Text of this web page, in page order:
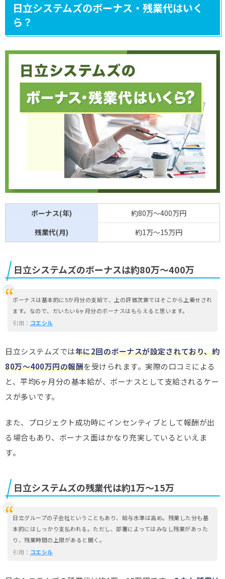
日立システムズのボーナス・残業代はいく
ら？
ボーナス(年)
約80万～400万円
残業代(月)
約1万～15万円
日立システムズのボーナスは約80万～400万
ボーナスは基本的に5か月分の支給で、上の評価次第ではそこから上乗せされ
ます。なので、だいたい6ヶ月分のボーナスはもらえると思います。
引用： コエシル
日立システムズでは年に2回のボーナスが設定されており、約
80万～400万円の報酬を受けられます。実際の口コミによる
と、平均6ヶ月分の基本給が、ボーナスとして支給されるケー
スが多いです。
また、プロジェクト成功時にインセンティブとして報酬が出
る場合もあり、ボーナス面はかなり充実しているといえま
す。
日立システムズの残業代は約1万～15万
日立グループの子会社ということもあり、給与水準は高め。残業した分も基
本的にはしっかり支払われる。ただし、部署によってはみなし残業があった
り、残業時間の上限があると聞く。
引用： コエシル